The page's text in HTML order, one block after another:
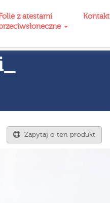
Folie z atestami
Kontakt
Zapytaj o ten produkt